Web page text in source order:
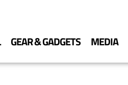
GEAR & GADGETS MEDIA